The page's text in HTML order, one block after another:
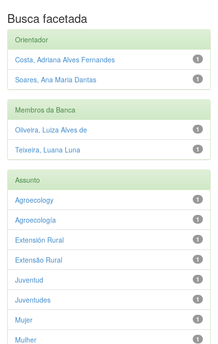
Busca facetada
Orientador
1
Costa, Adriana Alves Fernandes
1
Soares, Ana Maria Dantas
Membros da Banca
1
Oliveira, Luiza Alves de
1
Teixeira, Luana Luna
Assunto
1
Agroecology
1
Agroecología
1
Extensión Rural
1
Extensão Rural
1
Juventud
1
Juventudes
1
Mujer
1
Mulher